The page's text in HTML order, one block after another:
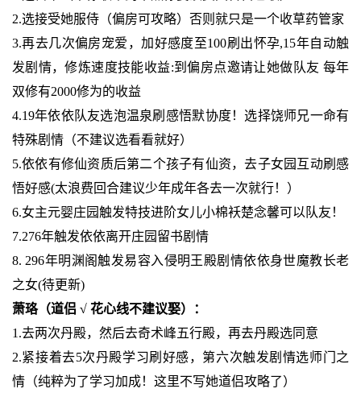
2.选接受她服侍（偏房可攻略）否则就只是一个收草药管家
3.再去几次偏房宠爱，加好感度至100刷出怀孕,15年自动触
发剧情，修炼速度技能收益:到偏房点邀请让她做队友 每年
双修有2000修为的收益
4.19年依依队友选泡温泉刷感悟默协度！选择饶师兄一命有
特殊剧情（不建议选看看就好）
5.依依有修仙资质后第二个孩子有仙资，去子女园互动刷感
悟好感(太浪费回合建议少年成年各去一次就行！）
6.女主元婴庄园触发特技进阶女儿小棉袄楚念馨可以队友！
7.276年触发依依离开庄园留书剧情
8. 296年明渊阁触发易容入侵明王殿剧情依依身世魔教长老
之女(待更新)
萧珞（道侣 √ 花心线不建议娶）：
1.去两次丹殿，然后去奇术峰五行殿，再去丹殿选同意
2.紧接着去5次丹殿学习刷好感，第六次触发剧情选师门之
情（纯粹为了学习加成！这里不写她道侣攻略了）